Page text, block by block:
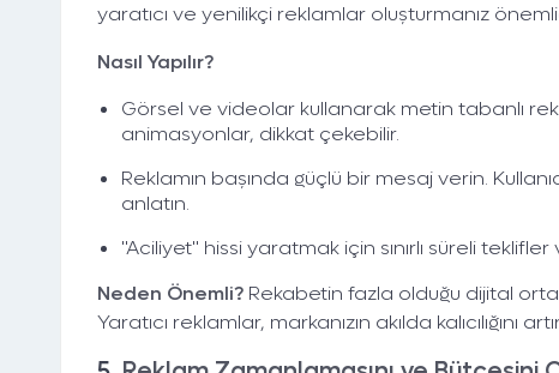
yaratıcı ve yenilikçi reklamlar oluşturmanız
Nasıl Yapılır?
Görsel ve videolar kullanarak metin tabanlı
animasyonlar, dikkat çekebilir.
Reklamın başında güçlü bir mesaj verin.
anlatın.
"Aciliyet" hissi yaratmak için sınırlı süreli
Neden Önemli? Rekabetin fazla olduğu dijital
Yaratıcı reklamlar, markanızın akılda kalıcılığını